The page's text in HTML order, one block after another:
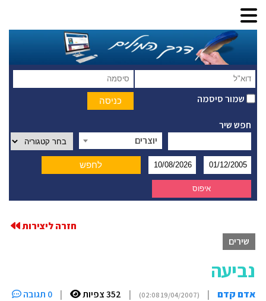
שמור סיסמה
חפש שיר
יוצרים
חזרה ליצירות
שירים
נביעה
אדם קדם |
(19/04/2007 02:08)
| 352 צפיות |
0 תגובה